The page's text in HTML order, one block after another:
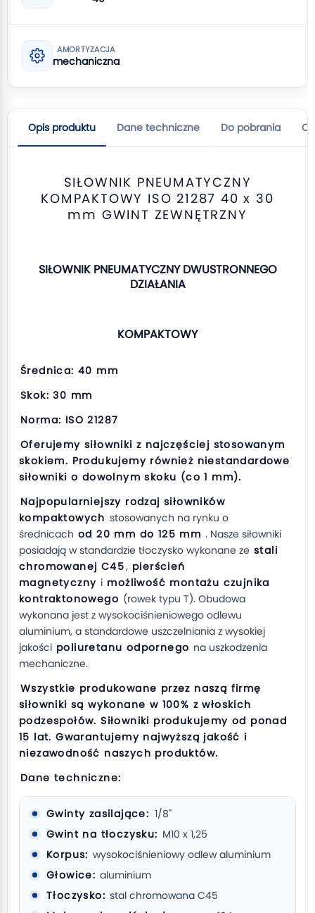
AMORTYZACJA
mechaniczna
Opis produktu Dane techniczne Do pobrania
SIŁOWNIK PNEUMATYCZNY
KOMPAKTOWY ISO 21287 40 x 30
mm GWINT ZEWNĘTRZNY
SIŁOWNIK PNEUMATYCZNY DWUSTRONNEGO
DZIAŁANIA
KOMPAKTOWY
Średnica: 40 mm
Skok: 30 mm
Norma: ISO 21287
Oferujemy siłowniki z najczęściej stosowanym
skokiem. Produkujemy również niestandardowe
siłowniki o dowolnym skoku (co 1 mm).
Najpopularniejszy rodzaj siłowników
kompaktowych stosowanych na rynku o
średnicach od 20 mm do 125 mm . Nasze siłowniki
posiadają w standardzie tłoczysko wykonane ze stali
chromowanej C45, pierścień
magnetyczny i możliwość montażu czujnika
kontraktonowego (rowek typu T). Obudowa
wykonana jest z wysokociśnieniowego odlewu
aluminium, a standardowe uszczelniania z wysokiej
jakości poliuretanu odpornego na uszkodzenia
mechaniczne.
Wszystkie produkowane przez naszą firmę
siłowniki są wykonane w 100% z włoskich
podzespołów. Siłowniki produkujemy od ponad
15 lat. Gwarantujemy najwyższą jakość i
niezawodność naszych produktów.
Dane techniczne:
Gwinty zasilające: 1/8"
Gwint na tłoczysku: M10 x 1,25
Korpus: wysokociśnieniowy odlew aluminium
Głowice: aluminium
Tłoczysko: stal chromowana C45